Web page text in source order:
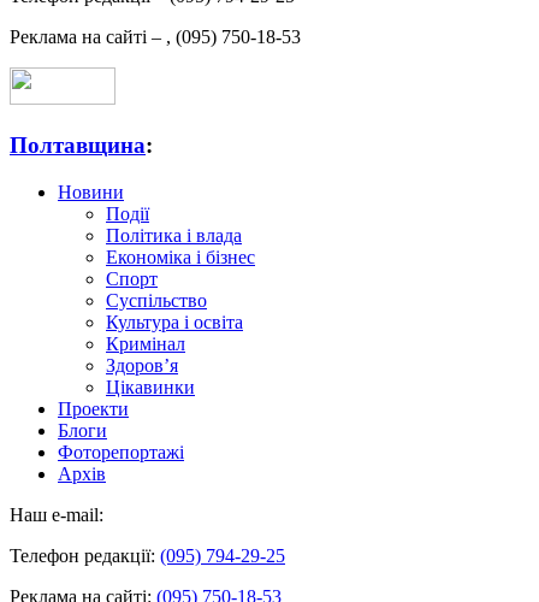
Реклама на сайті – , (095) 750-18-53
Полтавщина:
Новини
Події
Політика і влада
Економіка і бізнес
Спорт
Суспільство
Культура і освіта
Кримінал
Здоров’я
Цікавинки
Проекти
Блоги
Фоторепортажі
Архів
Наш e-mail:
Телефон редакції: (095) 794-29-25
Реклама на сайті: (095) 750-18-53